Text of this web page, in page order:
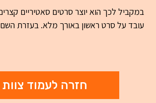
במקביל לכך הוא יוצר סרטים סאטיריים
עובד על סרט ראשון באורך מלא. בעזרת
חזרה לעמוד צוות